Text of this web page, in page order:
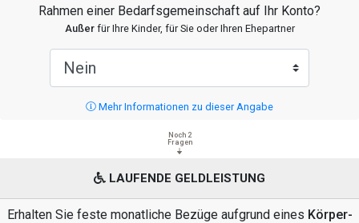
Rahmen einer Bedarfsgemeinschaft auf Ihr Konto?
Außerfür Ihre Kinder, für Sie oder Ihren Ehepartner
Mehr Informationen zu dieser Angabe
Noch 2
Fragen
LAUFENDE GELDLEISTUNG
Erhalten Sie feste monatliche Bezüge aufgrund eines Körper-